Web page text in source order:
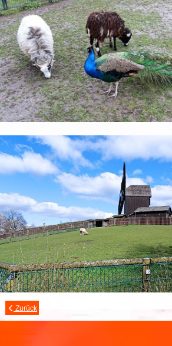
Zurück
Datenschutz
Impressum